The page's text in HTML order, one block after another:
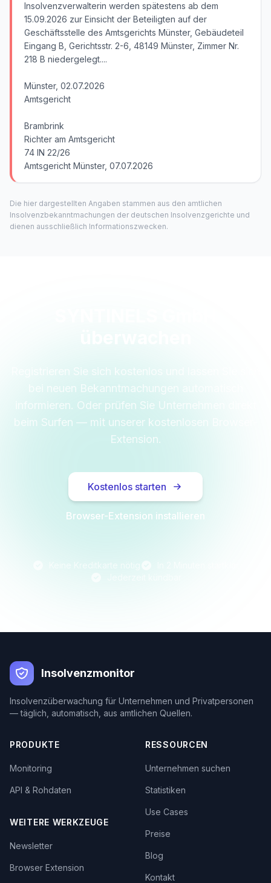
Insolvenzverwalterin werden spätestens ab dem
15.09.2026 zur Einsicht der Beteiligten auf der
Geschäftsstelle des Amtsgerichts Münster, Gebäudeteil
Eingang B, Gerichtsstr. 2-6, 48149 Münster, Zimmer Nr.
218 B niedergelegt....
Münster, 02.07.2026
Amtsgericht
Brambrink
Richter am Amtsgericht
74 IN 22/26
Amtsgericht Münster, 07.07.2026
Die hier dargestellten Angaben stammen aus den amtlichen
Insolvenzbekanntmachungen der deutschen Insolvenzgerichte und
dienen ausschließlich Informationszwecken.
Registrieren Sie sich kostenlos und lassen Sie sich
bei neuen Bekanntmachungen automatisch
informieren. Oder prüfen Sie Unternehmen direkt
beim Surfen — mit unserer kostenlosen Browser-
Extension.
Kostenlos starten
Browser-Extension installieren
Insolvenzmonitor
Insolvenzüberwachung für Unternehmen und Privatpersonen
— täglich, automatisch, aus amtlichen Quellen.
PRODUKTE
Monitoring
API & Rohdaten
WEITERE WERKZEUGE
Newsletter
Browser Extension
RESSOURCEN
Unternehmen suchen
Statistiken
Use Cases
Preise
Blog
Kontakt